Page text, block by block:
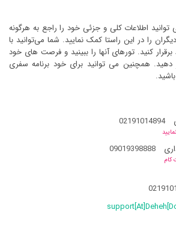
اطلاعات کلی و جزئی خود را راجع به هرگونه
را در این راستا کمک نمایید. شما می‌توانید با
کنید. تورهای آنها را ببینید و فرصت های خود
دهید. همچنین می توانید برای خود برنامه سفری
02191014894
09019398888
کام